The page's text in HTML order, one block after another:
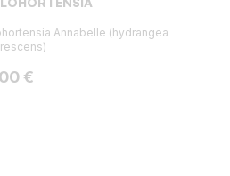
Annabelle (hydrangea
€